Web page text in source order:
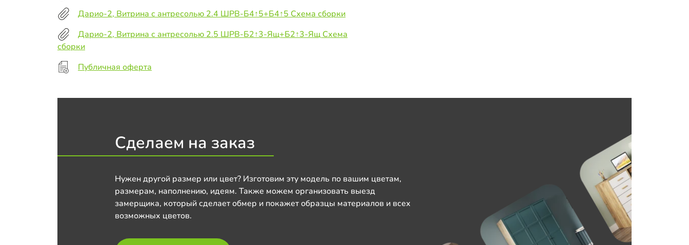
Дарио-2, Витрина с антресолью 2.4 ШРВ-Б4↑5+Б4↑5 Схема сборки
Дарио-2, Витрина с антресолью 2.5 ШРВ-Б2↑3-Ящ+Б2↑3-Ящ Схема
сборки
Публичная оферта
Сделаем на заказ
Нужен другой размер или цвет? Изготовим эту модель по вашим цветам,
размерам, наполнению, идеям. Также можем организовать выезд
замерщика, который сделает обмер и покажет образцы материалов и всех
возможных цветов.